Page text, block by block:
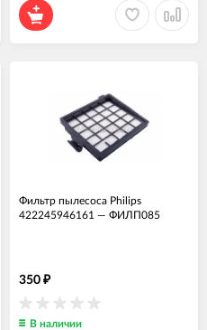
Фильтр пылесоса Philips
422245946161 — ФИЛП085
350 ₽
В наличии